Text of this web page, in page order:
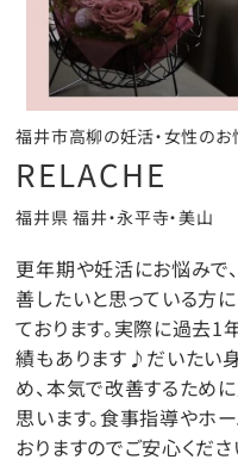
福井市高柳の妊活・女性の
RELACHE
福井県 福井・永平寺・美山
更年期や妊活にお悩みで
善したいと思っている方
ております。実際に過去
績もあります♪だいたい
め、本気で改善するため
思います。食事指導やホ
おりますのでご安心くださ